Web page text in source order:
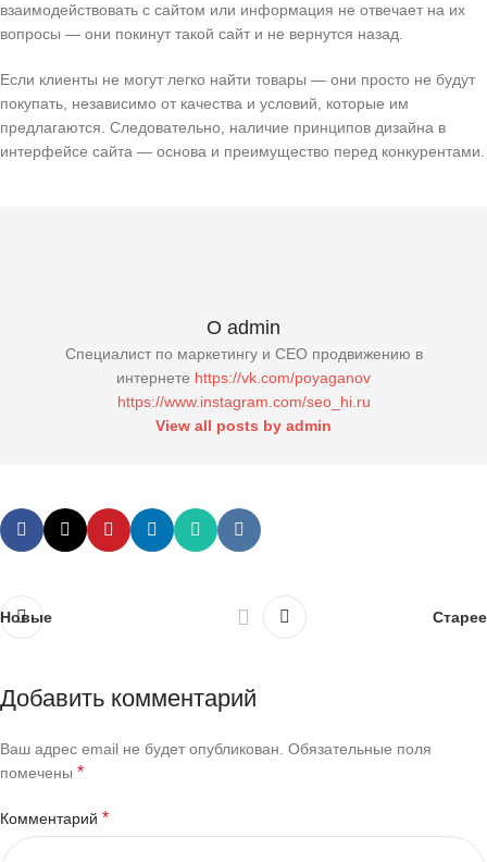
взаимодействовать с сайтом или информация не отвечает на их
вопросы — они покинут такой сайт и не вернутся назад.
Если клиенты не могут легко найти товары — они просто не будут
покупать, независимо от качества и условий, которые им
предлагаются. Следовательно, наличие принципов дизайна в
интерфейсе сайта — основа и преимущество перед конкурентами.
О admin
Специалист по маркетингу и СЕО продвижению в
интернете https://vk.com/poyaganov
https://www.instagram.com/seo_hi.ru
View all posts by admin
Новые Старее
Добавить комментарий
Ваш адрес email не будет опубликован. Обязательные поля
помечены *
Комментарий *